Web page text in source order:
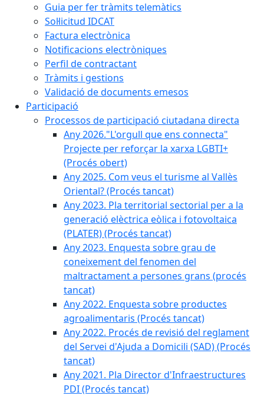
Guia per fer tràmits telemàtics
Sol·licitud IDCAT
Factura electrònica
Notificacions electròniques
Perfil de contractant
Tràmits i gestions
Validació de documents emesos
Participació
Processos de participació ciutadana directa
Any 2026."L'orgull que ens connecta"
Projecte per reforçar la xarxa LGBTI+
(Procés obert)
Any 2025. Com veus el turisme al Vallès
Oriental? (Procés tancat)
Any 2023. Pla territorial sectorial per a la
generació elèctrica eòlica i fotovoltaica
(PLATER) (Procés tancat)
Any 2023. Enquesta sobre grau de
coneixement del fenomen del
maltractament a persones grans (procés
tancat)
Any 2022. Enquesta sobre productes
agroalimentaris (Procés tancat)
Any 2022. Procés de revisió del reglament
del Servei d'Ajuda a Domicili (SAD) (Procés
tancat)
Any 2021. Pla Director d'Infraestructures
PDI (Procés tancat)